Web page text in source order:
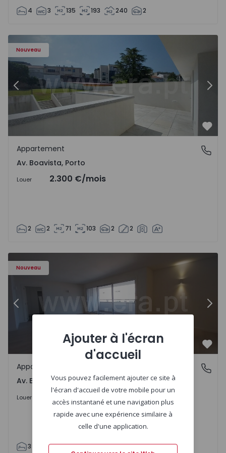
4 3 135 193 240 2
Nouveau
Appartement T2 Porto, Av. Boavista - 1575459 - 4
Précédent
Av. Boavista, Porto
Appartement
Av. Boavista, Porto
Louer 2.300 €/mois
2 2 71 103 2 2
Nouveau
Appartement T3 Porto, Av. Boavista - 1575472 - 5
Précédent
Av. Boavista, Porto
Appartement
Av. Boavista, Porto
Louer 2.300 € /mois
3 2 132 142 2 4
Ajouter à l'écran
d'accueil
Vous pouvez facilement ajouter ce site à
l'écran d'accueil de votre mobile pour un
accès instantané et une navigation plus
rapide avec une expérience similaire à
celle d'une application.